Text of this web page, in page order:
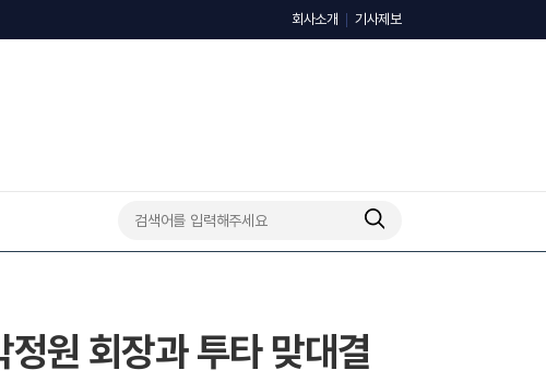
회사소개 기사제보
원 회장과 투타 맞대결